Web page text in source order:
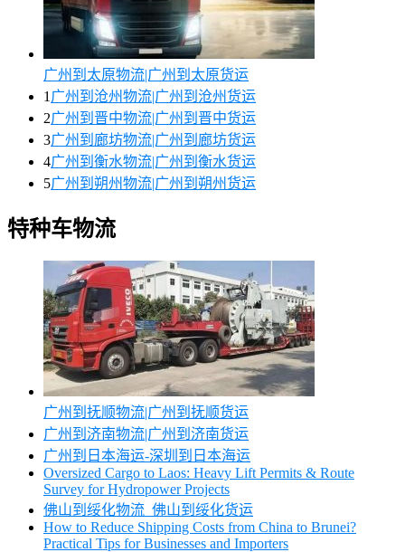
广州到太原物流|广州到太原货运
1 广州到沧州物流|广州到沧州货运
2广州到晋中物流|广州到晋中货运
3广州到廊坊物流|广州到廊坊货运
4广州到衡水物流|广州到衡水货运
5广州到朔州物流|广州到朔州货运
特种车物流
广州到抚顺物流|广州到抚顺货运
广州到济南物流|广州到济南货运
广州到日本海运-深圳到日本海运
Oversized Cargo to Laos: Heavy Lift Permits & Route
Survey for Hydropower Projects
佛山到绥化物流_佛山到绥化货运
How to Reduce Shipping Costs from China to Brunei?
Practical Tips for Businesses and Importers